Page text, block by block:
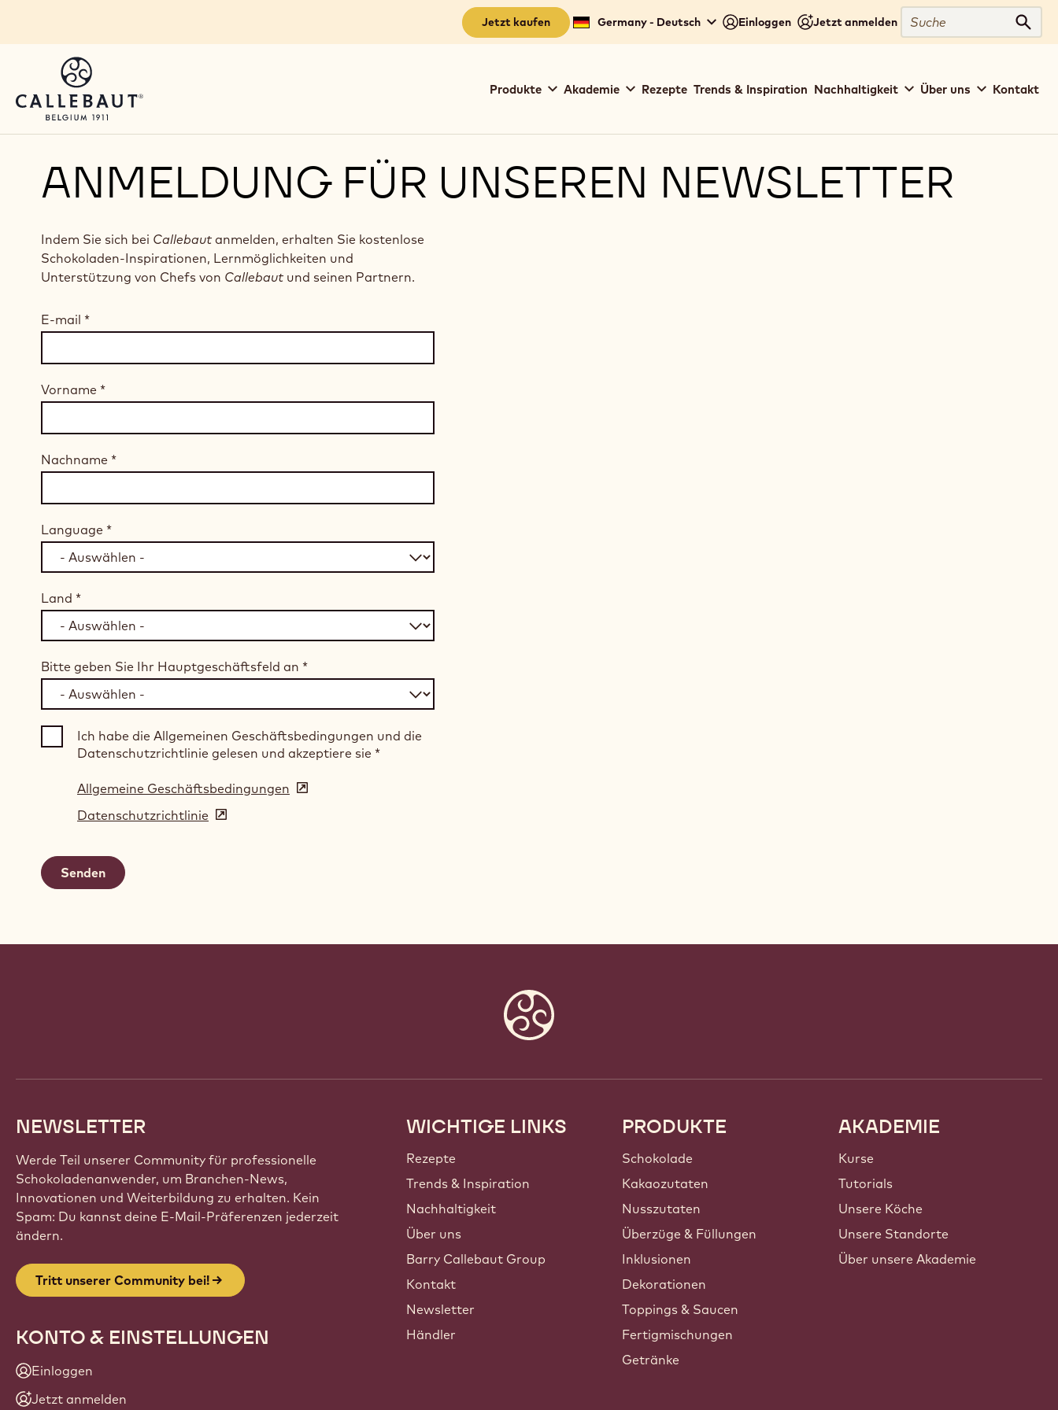
Jetzt kaufen Germany - Deutsch Einloggen Jetzt anmelden
Suche
navigation
Produkte Akademie Rezepte Trends & Inspiration Nachhaltigkeit Über uns Kontakt
ANMELDUNG FÜR UNSEREN NEWSLETTER
Indem Sie sich bei Callebaut anmelden, erhalten Sie kostenlose
Schokoladen-Inspirationen, Lernmöglichkeiten und
Unterstützung von Chefs von Callebaut und seinen Partnern.
E-mail *
Vorname *
Nachname *
Language *
Land *
Bitte geben Sie Ihr Hauptgeschäftsfeld an *
Ich habe die Allgemeinen Geschäftsbedingungen und die
Datenschutzrichtlinie gelesen und akzeptiere sie *
Allgemeine Geschäftsbedingungen (opens
Datenschutzrichtlinie (opens
NEWSLETTER
Werde Teil unserer Community für professionelle
Schokoladenanwender, um Branchen-News,
Innovationen und Weiterbildung zu erhalten. Kein
Spam: Du kannst deine E-Mail-Präferenzen jederzeit
ändern.
Tritt unserer Community bei!
KONTO & EINSTELLUNGEN
Einloggen
Jetzt anmelden
Footer
Callebaut
WICHTIGE LINKS
Rezepte
Trends & Inspiration
Nachhaltigkeit
Über uns
Barry Callebaut Group
Kontakt
Newsletter
Händler
PRODUKTE
Schokolade
Kakaozutaten
Nusszutaten
Überzüge & Füllungen
Inklusionen
Dekorationen
Toppings & Saucen
Fertigmischungen
Getränke
AKADEMIE
Kurse
Tutorials
Unsere Köche
Unsere Standorte
Über unsere Akademie